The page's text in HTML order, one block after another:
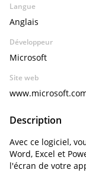
Langue
Anglais
Développeur
Microsoft
Site web
Description
Avec ce logiciel,
Word, Excel et
l'écran de votre